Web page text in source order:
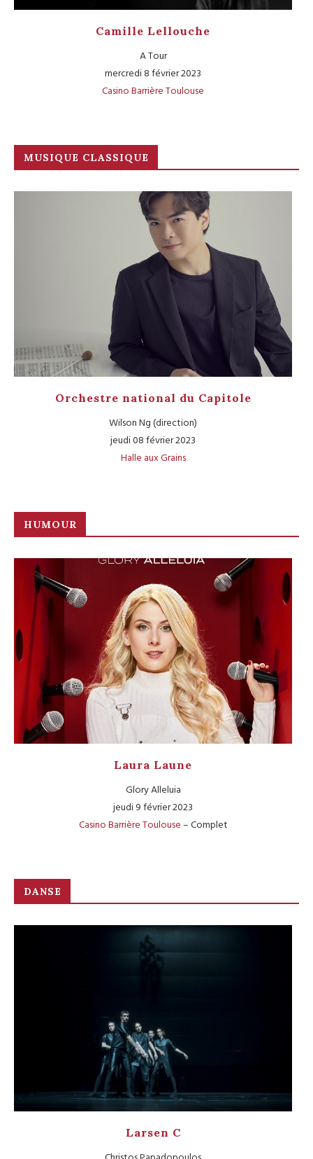
Camille Lellouche
A Tour
mercredi 8 février 2023
Casino Barrière Toulouse
MUSIQUE CLASSIQUE
Orchestre national du Capitole
Wilson Ng (direction)
jeudi 08 février 2023
Halle aux Grains
HUMOUR
Laura Laune
Glory Alleluia
jeudi 9 février 2023
Casino Barrière Toulouse– Complet
DANSE
Larsen C